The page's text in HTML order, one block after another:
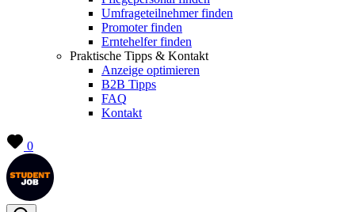
Umfrageteilnehmer finden
Promoter finden
Erntehelfer finden
Praktische Tipps & Kontakt
Anzeige optimieren
B2B Tipps
FAQ
Kontakt
0